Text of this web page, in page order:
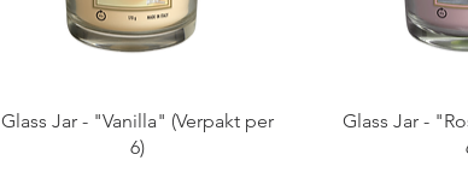
Glass Jar - "Vanilla" (Verpakt per
6)
Glass Jar -